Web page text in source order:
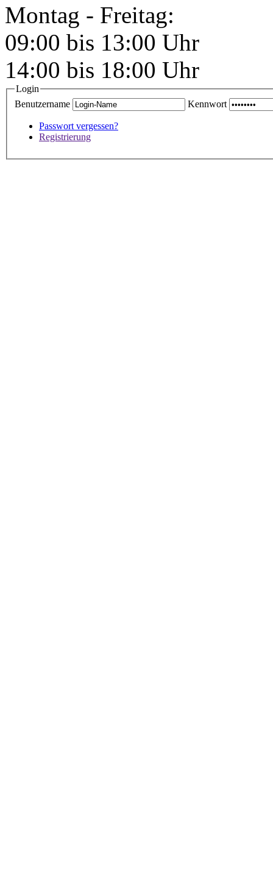
Montag - Freitag:
09:00 bis 13:00 Uhr
14:00 bis 18:00 Uhr
Login
Benutzername
Kennwort
Passwort vergessen?
Registrierung